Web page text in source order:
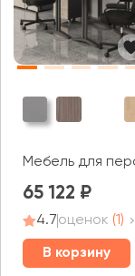
Мебель для
65 122
4.7оценок (1)
В корзину